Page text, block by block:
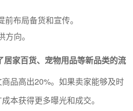
布局备货和宣传。
向。
家百货、宠物用品等新品类的流
品高出20%。如果卖家能够及时
本获得更多曝光和成交。